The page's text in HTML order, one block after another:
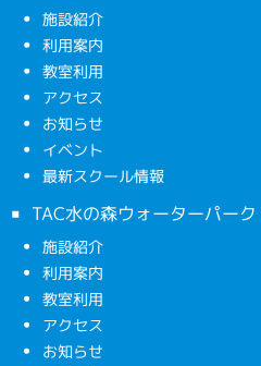
施設紹介
利用案内
教室利用
アクセス
お知らせ
イベント
最新スクール情報
TAC水の森ウォーターパーク
施設紹介
利用案内
教室利用
アクセス
お知らせ